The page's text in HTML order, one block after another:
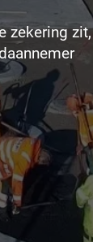
zekering zit,